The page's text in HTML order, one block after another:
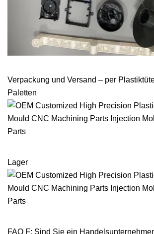
Verpackung und Versand – per
Paletten
Lager
FAQ F: Sind Sie ein